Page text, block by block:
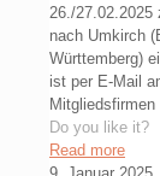
26./27.02.2025
nach Umkirch
Württemberg)
ist per E-Mail
Mitgliedsfirmen
Do you like it?
Read more